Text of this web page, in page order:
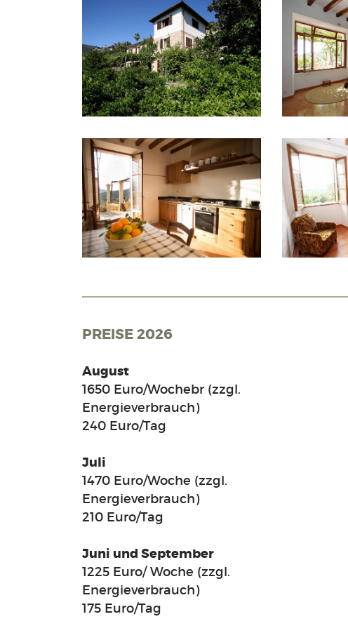
PREISE 2026
August
1650 Euro/Wochebr (zzgl.
Energieverbrauch)
240 Euro/Tag
Juli
1470 Euro/Woche (zzgl.
Energieverbrauch)
210 Euro/Tag
Juni und September
1225 Euro/ Woche (zzgl.
Energieverbrauch)
175 Euro/Tag